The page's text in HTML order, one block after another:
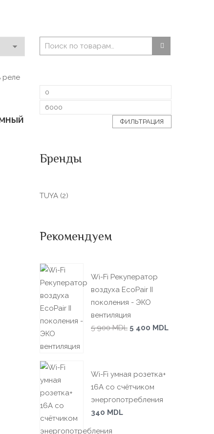
ФИЛЬТРАЦИЯ
Бренды
TUYA (2)
Рекомендуем
Wi-Fi Рекуператор
воздуха EcoPair II
поколения - ЭКО
вентиляция
5 900MDL 5 400 MDL
Wi-Fi умная розетка+
16А со счётчиком
энергопотребления
340 MDL